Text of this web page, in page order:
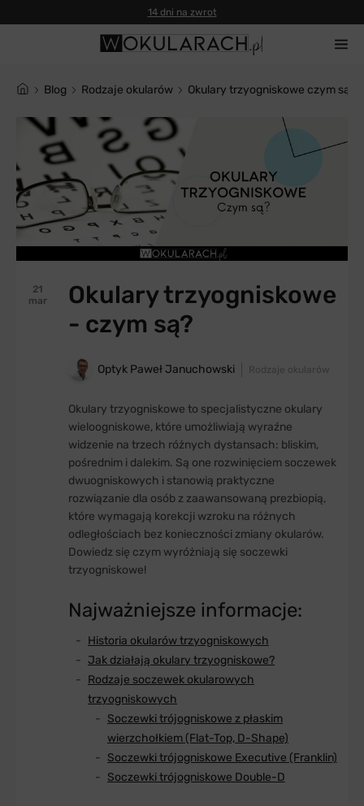
14 dni na zwrot
blog Rodzaje okularów Okulary trzyogniskowe czym są
Okulary trzyogniskowe
- czym są?
21
mar
Optyk Paweł Januchowski Rodzaje okularów
Okulary trzyogniskowe to specjalistyczne okulary
wieloogniskowe, które umożliwiają wyraźne
widzenie na trzech różnych dystansach: bliskim,
pośrednim i dalekim. Są one rozwinięciem soczewek
dwuogniskowych i stanowią praktyczne
rozwiązanie dla osób z zaawansowaną prezbiopią,
które wymagają korekcji wzroku na różnych
odległościach bez konieczności zmiany okularów.
Dowiedz się czym wyróżniają się soczewki
trzyogniskowe!
Najważniejsze informacje:
Historia okularów trzyogniskowych
Jak działają okulary trzyogniskowe?
Rodzaje soczewek okularowych
trzyogniskowych
Soczewki trójogniskowe z płaskim
wierzchołkiem (Flat-Top, D-Shape)
Soczewki trójogniskowe Executive (Franklin)
Soczewki trójogniskowe Double-D